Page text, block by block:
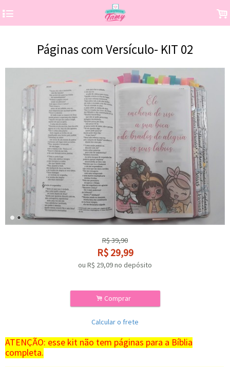
4 .
Páginas com Versículo- KIT 02
R$39,90
R$ 29,99
ou R$ 29,09no depósito
. Comprar
Calcular o frete
ATENÇÃO: esse kit não tem páginas para a Bíblia
completa.